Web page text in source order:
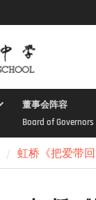
董事会阵容
Board of Governors
虹桥《把爱带